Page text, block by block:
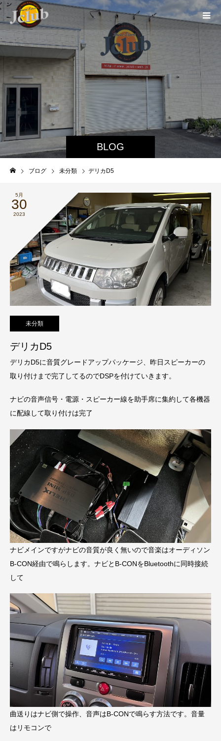
BLOG
ブログ 未分類 デリカD5
5月
30
2023
未分類
デリカD5
デリカD5に音質グレードアップパッケージ、昨日スピーカーの
取り付けまで完了してるのでDSPを付けていきます。
ナビの音声信号・電源・スピーカー線を助手席に集約して各機器
に配線して取り付けは完了
ナビメインですがナビの音質が良く無いので音楽はオーディソン
B-CON経由で鳴らします。ナビとB-CONをBluetoothに同時接続
して
曲送りはナビ側で操作、音声はB-CONで鳴らす方法です。音量
はリモコンで